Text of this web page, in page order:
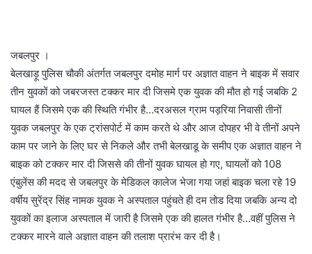
जबलपुर ।
बेलखाड़ू पुलिस चौकी अंतर्गत जबलपुर दमोह मार्ग पर अज्ञात वाहन ने बाइक में सवार
तीन युवकों को जबरजस्त टक्कर मार दी जिसमे एक युवक की मौत हो गई जबकि 2
घायल हैं जिसमे एक की स्थिति गंभीर है…दरअसल ग्राम पड़रिया निवासी तीनों
युवक जबलपुर के एक ट्रांसपोर्ट में काम करते थे और आज दोपहर भी वे तीनों अपने
काम पर जाने के लिए घर से निकले और तभी बेलखाडू के समीप एक अज्ञात वाहन ने
बाइक को टक्कर मार दी जिससे की तीनों युवक घायल हो गए, घायलों को 108
एंबुलेंस की मदद से जबलपुर के मेडिकल कालेज भेजा गया जहां बाइक चला रहे 19
वर्षीय सुरेंद्र सिंह नामक युवक ने अस्पताल पहुंचते ही दम तोड दिया जबकि अन्य दो
युवकों का इलाज अस्पताल में जारी है जिसमे एक की हालत गंभीर है…वहीं पुलिस ने
टक्कर मारने वाले अज्ञात वाहन की तलाश प्रारंभ कर दी है।